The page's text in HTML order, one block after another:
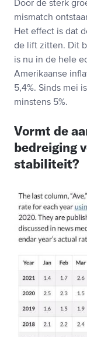
Door de sterk
mismatch
Het effect is dat
de lift zitten. Dit
is nu in de hele
Amerikaanse
5,4%. Sinds mei
minstens 5%.
Vormt de
bedreiging
stabiliteit?